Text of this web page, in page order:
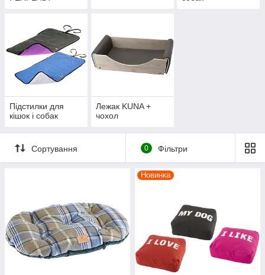
Підстилки для
кішок і собак
Лежак KUNA +
чохол
Сортування 0 Фільтри
Новинка